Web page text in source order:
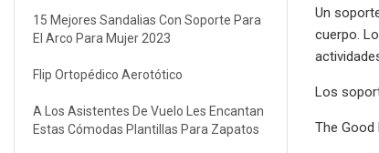
15 Mejores Sandalias Con Soporte Para
El Arco Para Mujer 2023
Flip Ortopédico Aerotótico
A Los Asistentes De Vuelo Les Encantan
Estas Cómodas Plantillas Para Zapatos
Un
cuerpo.
Los
The Good